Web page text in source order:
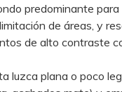
predominante para
de áreas, y
de alto contraste
luzca plana o poco